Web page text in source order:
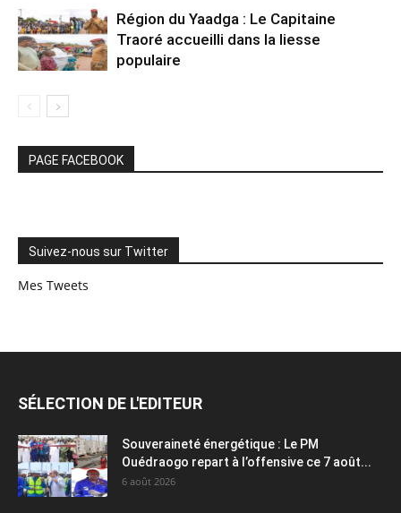
Région du Yaadga : Le Capitaine
Traoré accueilli dans la liesse
populaire
PAGE FACEBOOK
Suivez-nous sur Twitter
Mes Tweets
SÉLECTION DE L'EDITEUR
Souveraineté énergétique : Le PM
Ouédraogo repart à l’offensive ce 7 août...
6 août 2026